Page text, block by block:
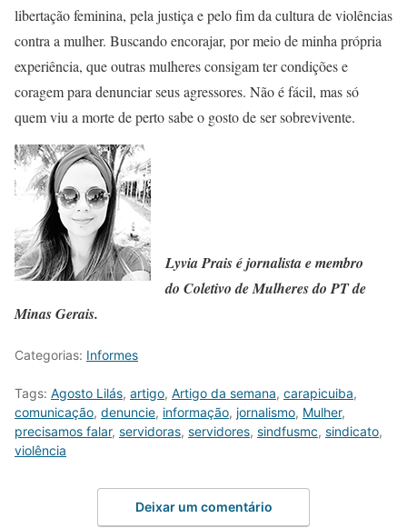
libertação feminina, pela justiça e pelo fim da cultura de violências
contra a mulher. Buscando encorajar, por meio de minha própria
experiência, que outras mulheres consigam ter condições e
coragem para denunciar seus agressores. Não é fácil, mas só
quem viu a morte de perto sabe o gosto de ser sobrevivente.
Lyvia Prais é jornalista e membro
do Coletivo de Mulheres do PT de
Minas Gerais.
Categorias: Informes
Tags: Agosto Lilás, artigo, Artigo da semana, carapicuiba,
comunicação, denuncie, informação, jornalismo, Mulher,
precisamos falar, servidoras, servidores, sindfusmc, sindicato,
violência
Deixar um comentário